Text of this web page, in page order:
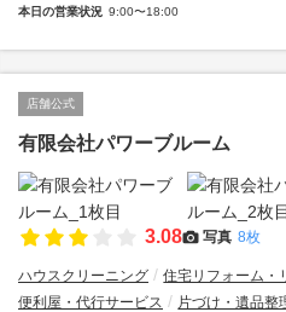
本日の営業状況 9:00〜18:00
店舗公式
有限会社パワーブルーム
3.08 写真 8枚
ハウスクリーニング
住宅リフォーム・
便利屋・代行サービス
片づけ・遺品整